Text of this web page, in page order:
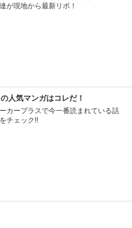
が現地から最新リポ！
人気マンガはコレだ！
カープラスで今一番読まれている話
チェック!!